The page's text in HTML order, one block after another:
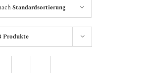
Standardsortierung
Produkte